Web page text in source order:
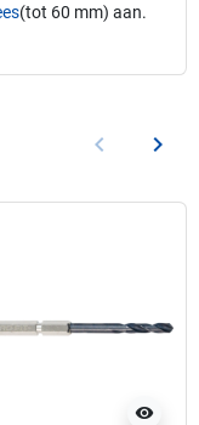
(tot 60 mm) aan.
Vorige
keyboard_arrow_left keyboard_arrow_right
visibility